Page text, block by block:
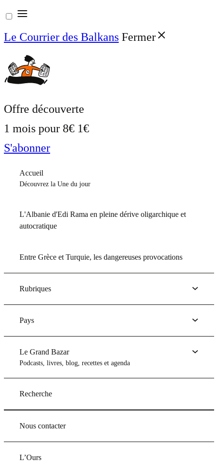
Aller
au
contenu
Le Courrier des Balkans Fermer
Offre découverte
1 mois pour 8€ 1€
S'abonner
Accueil
Découvrez la Une du jour
L'Albanie d'Edi Rama en pleine dérive oligarchique et
autocratique
Entre Grèce et Turquie, les dangereuses provocations
Rubriques
Pays
Le Grand Bazar
Podcasts, livres, blog, recettes et agenda
Recherche
Nous contacter
L’Ours